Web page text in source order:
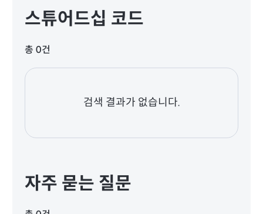
스튜어드십 코드
총 0건
검색 결과가 없습니다.
자주 묻는 질문